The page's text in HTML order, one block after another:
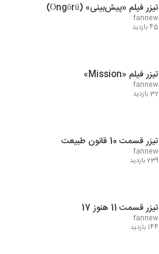
تیزر فیلم «پیش‌بینی» (Öngörü)
fannew
45 بازدید
تیزر فیلم «Mission»
fannew
32 بازدید
تیزر قسمت 10 قانون طبیعت
fannew
239 بازدید
تیزر قسمت 11 هنوز 17
fannew
144 بازدید